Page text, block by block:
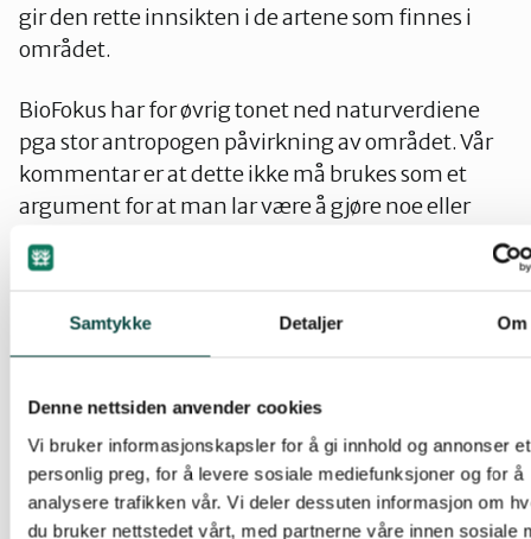
Samtykke Detaljer Om
Denne nettsiden anvender cookies
Vi bruker informasjonskapsler for å gi innhold og annonser et
personlig preg, for å levere sosiale mediefunksjoner og for å
analysere trafikken vår. Vi deler dessuten informasjon om
du bruker nettstedet vårt, med partnerne våre innen sosiale
gir den rette innsikten i de artene som finnes i
området.
BioFokus har for øvrig tonet ned naturverdiene
pga stor antropogen påvirkning av området. Vår
kommentar er at dette ikke må brukes som et
argument for at man lar være å gjøre noe eller
gjør lite for å ta vare på områdets naturverdier.
Det store antall arter med fugler henger utvilsomt
av elven, vannet, variert skog, variert
undervegetasjon og jordbruk. For å sikre at flest
mulig av artene blir værende, er det meget viktig
at de forskjellige artenes biotoper beholdes.Dette